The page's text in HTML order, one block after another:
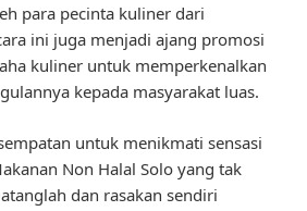
para pecinta kuliner dari
ini juga menjadi ajang promosi
kuliner untuk memperkenalkan
kepada masyarakat luas.
untuk menikmati sensasi
Non Halal Solo yang tak
dan rasakan sendiri